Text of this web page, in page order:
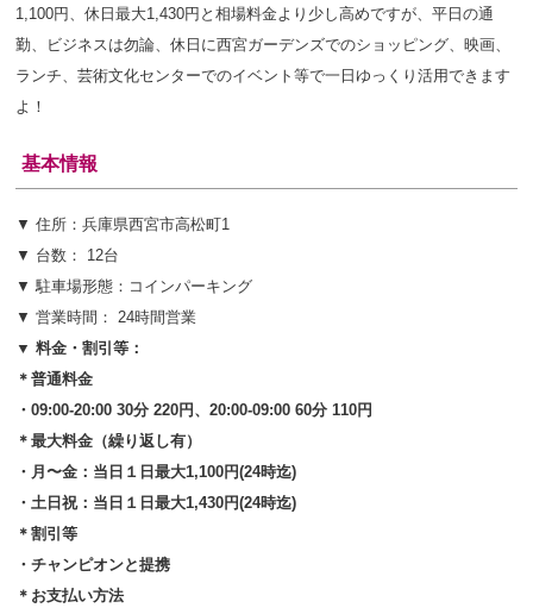
1,100円、休日最大1,430円 と相場料金より少し高めですが、平日の通
勤、ビジネスは勿論、休日に西宮ガーデンズでのショッピング、映画、
ランチ、芸術文化センターでのイベント等で一日ゆっくり活用できます
よ！
基本情報
▼ 住所：兵庫県西宮市高松町1
▼ 台数： 12台
▼ 駐車場形態：コインパーキング
▼ 営業時間： 24時間営業
▼ 料金・割引等：
＊普通料金
・09:00-20:00 30分 220円、20:00-09:00 60分 110円
＊最大料金（繰り返し有）
・月〜金：当日１日最大1,100円(24時迄)
・土日祝：当日１日最大1,430円(24時迄)
＊割引等
・チャンピオンと提携
＊お支払い方法